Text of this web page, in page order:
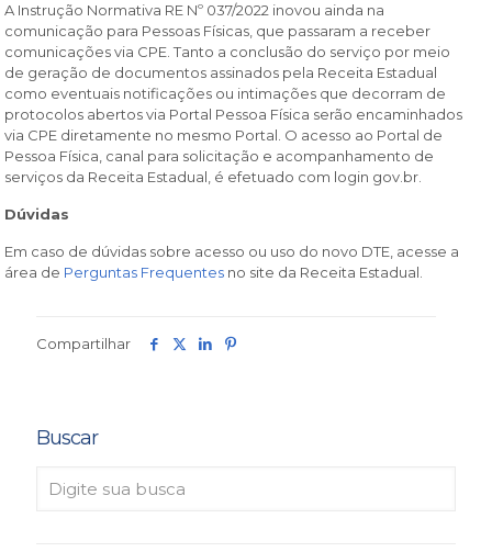
A Instrução Normativa RE Nº 037/2022 inovou ainda na
comunicação para Pessoas Físicas, que passaram a receber
comunicações via CPE. Tanto a conclusão do serviço por meio
de geração de documentos assinados pela Receita Estadual
como eventuais notificações ou intimações que decorram de
protocolos abertos via Portal Pessoa Física serão encaminhados
via CPE diretamente no mesmo Portal. O acesso ao Portal de
Pessoa Física, canal para solicitação e acompanhamento de
serviços da Receita Estadual, é efetuado com login gov.br.
Dúvidas
Em caso de dúvidas sobre acesso ou uso do novo DTE, acesse a
área de Perguntas Frequentes no site da Receita Estadual.
Compartilhar
Buscar